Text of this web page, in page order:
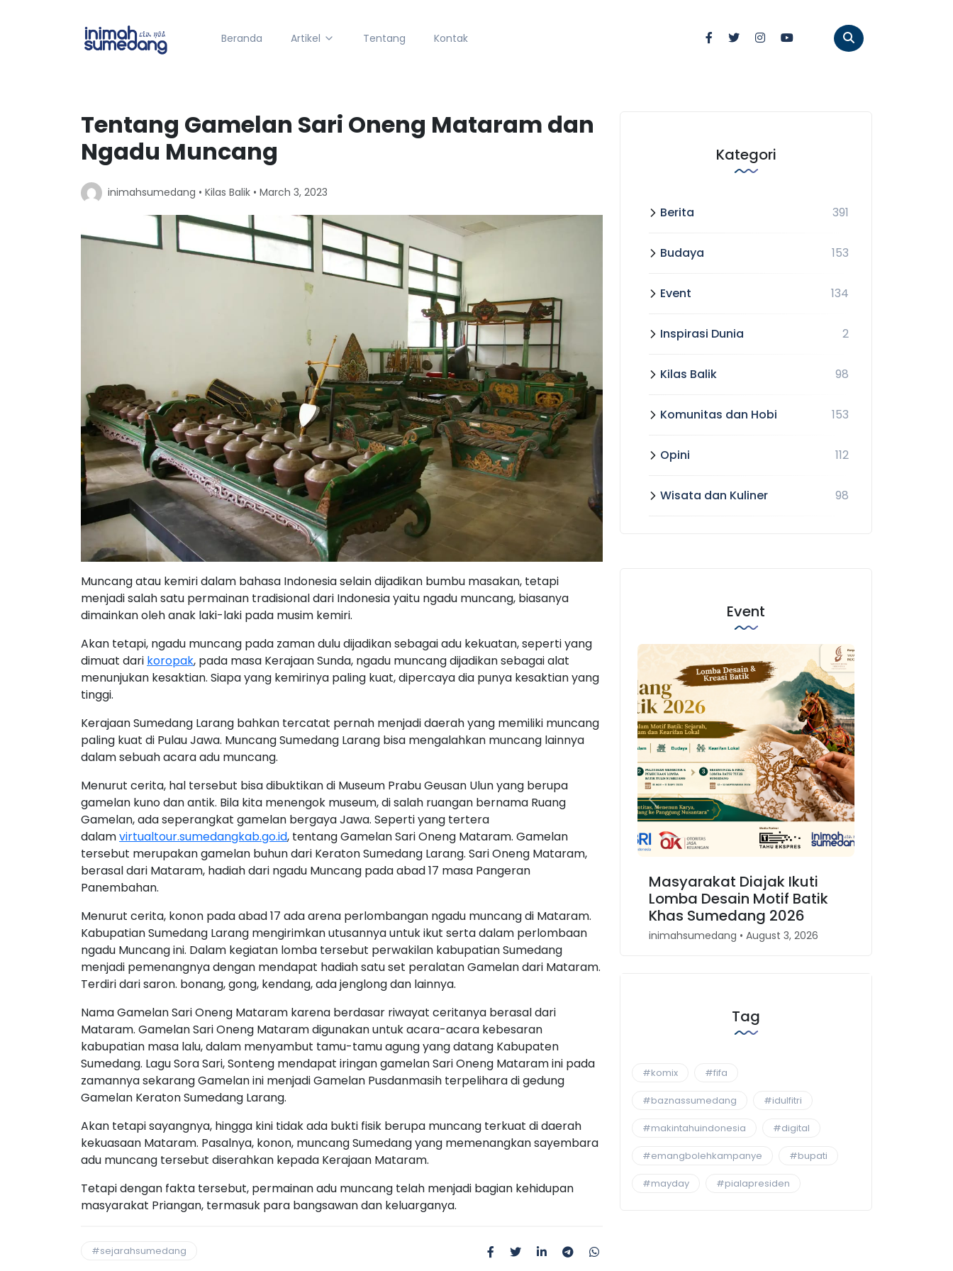
Beranda Artikel Tentang Kontak
Tentang Gamelan Sari Oneng Mataram dan
Ngadu Muncang
inimahsumedang • Kilas Balik • March 3, 2023
Muncang atau kemiri dalam bahasa Indonesia selain dijadikan bumbu masakan, tetapi
menjadi salah satu permainan tradisional dari Indonesia yaitu ngadu muncang, biasanya
dimainkan oleh anak laki-laki pada musim kemiri.
Akan tetapi, ngadu muncang pada zaman dulu dijadikan sebagai adu kekuatan, seperti yang
dimuat dari koropak, pada masa Kerajaan Sunda, ngadu muncang dijadikan sebagai alat
menunjukan kesaktian. Siapa yang kemirinya paling kuat, dipercaya dia punya kesaktian yang
tinggi.
Kerajaan Sumedang Larang bahkan tercatat pernah menjadi daerah yang memiliki muncang
paling kuat di Pulau Jawa. Muncang Sumedang Larang bisa mengalahkan muncang lainnya
dalam sebuah acara adu muncang.
Menurut cerita, hal tersebut bisa dibuktikan di Museum Prabu Geusan Ulun yang berupa
gamelan kuno dan antik. Bila kita menengok museum, di salah ruangan bernama Ruang
Gamelan, ada seperangkat gamelan bergaya Jawa. Seperti yang tertera
dalamvirtualtour.sumedangkab.go.id, tentang Gamelan Sari Oneng Mataram. Gamelan
tersebut merupakan gamelan buhun dari Keraton Sumedang Larang. Sari Oneng Mataram,
berasal dari Mataram, hadiah dari ngadu Muncang pada abad 17 masa Pangeran
Panembahan.
Menurut cerita, konon pada abad 17 ada arena perlombangan ngadu muncang di Mataram.
Kabupatian Sumedang Larang mengirimkan utusannya untuk ikut serta dalam perlombaan
ngadu Muncang ini. Dalam kegiatan lomba tersebut perwakilan kabupatian Sumedang
menjadi pemenangnya dengan mendapat hadiah satu set peralatan Gamelan dari Mataram.
Terdiri dari saron. bonang, gong, kendang, ada jenglong dan lainnya.
Nama Gamelan Sari Oneng Mataram karena berdasar riwayat ceritanya berasal dari
Mataram. Gamelan Sari Oneng Mataram digunakan untuk acara-acara kebesaran
kabupatian masa lalu, dalam menyambut tamu-tamu agung yang datang Kabupaten
Sumedang. Lagu Sora Sari, Sonteng mendapat iringan gamelan Sari Oneng Mataram ini pada
zamannya sekarang Gamelan ini menjadi Gamelan Pusdanmasih terpelihara di gedung
Gamelan Keraton Sumedang Larang.
Akan tetapi sayangnya, hingga kini tidak ada bukti fisik berupa muncang terkuat di daerah
kekuasaan Mataram. Pasalnya, konon, muncang Sumedang yang memenangkan sayembara
adu muncang tersebut diserahkan kepada Kerajaan Mataram.
Tetapi dengan fakta tersebut, permainan adu muncang telah menjadi bagian kehidupan
masyarakat Priangan, termasuk para bangsawan dan keluarganya.
#sejarahsumedang
Kategori
Berita 391
Budaya 153
Event 134
Inspirasi Dunia 2
Kilas Balik 98
Komunitas dan Hobi 153
Opini 112
Wisata dan Kuliner 98
Event
Masyarakat Diajak Ikuti
Lomba Desain Motif Batik
Khas Sumedang 2026
inimahsumedang • August 3, 2026
Previous Next
Tag
#komix #fifa
#baznassumedang #idulfitri
#makintahuindonesia #digital
#emangbolehkampanye #bupati
#mayday #pialapresiden